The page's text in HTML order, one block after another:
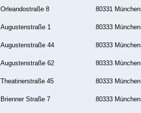
Orleandostraße 8 80331 München
Augustenstraße 1 80333 München
Augustenstraße 44 80333 München
Augustenstraße 62 80333 München
Theatinerstraße 45 80333 München
Brienner Straße 7 80333 München